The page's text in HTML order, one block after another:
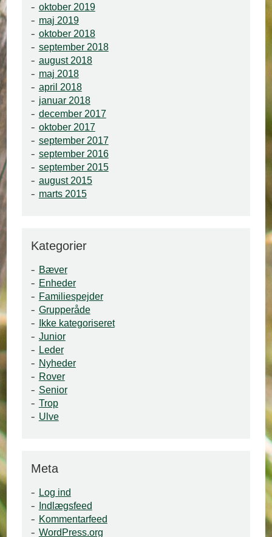
oktober 2019
maj 2019
oktober 2018
september 2018
august 2018
maj 2018
april 2018
januar 2018
december 2017
oktober 2017
september 2017
september 2016
september 2015
august 2015
marts 2015
Kategorier
Bæver
Enheder
Familiespejder
Grupperåde
Ikke kategoriseret
Junior
Leder
Nyheder
Rover
Senior
Trop
Ulve
Meta
Log ind
Indlægsfeed
Kommentarfeed
WordPress.org